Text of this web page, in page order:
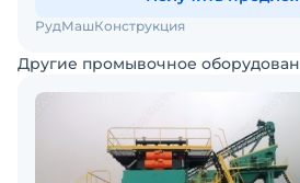
РудМашКонструкция
Другие промывочное